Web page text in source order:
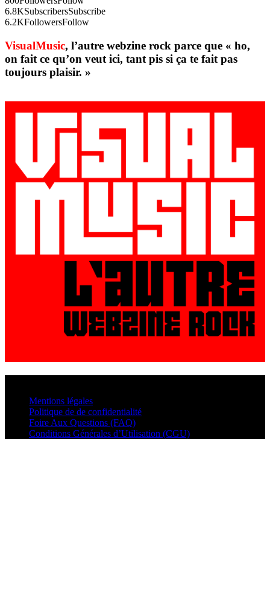
6.8KSubscribersSubscribe
6.2KFollowersFollow
VisualMusic, l’autre webzine rock parce que « ho,
on fait ce qu’on veut ici, tant pis si ça te fait pas
toujours plaisir. »
Mentions légales
Politique de de confidentialité
Foire Aux Questions (FAQ)
Conditions Générales d’Utilisation (CGU)